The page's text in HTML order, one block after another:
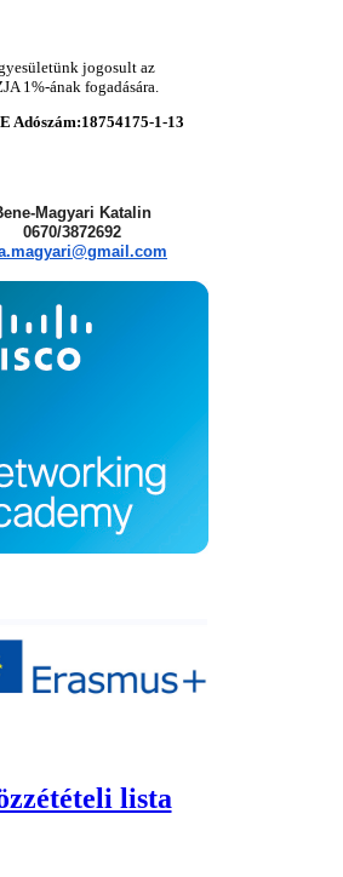
jogosult az
1%-ának fogadására.
Adószám:18754175-1-13
Magyari Katalin
0670/3872692
lista